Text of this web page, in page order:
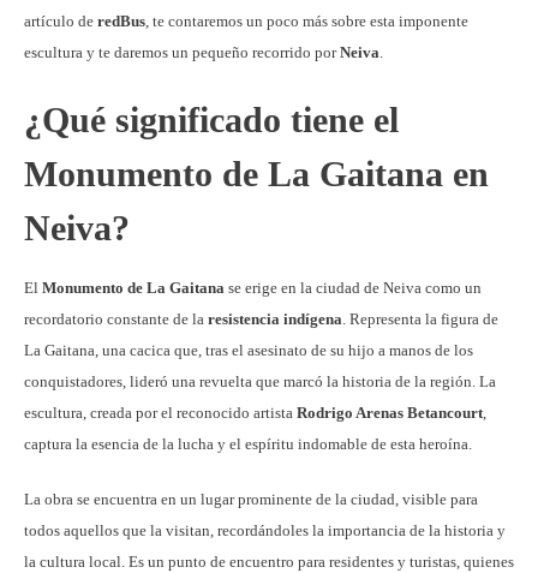
artículo de redBus , te contaremos un poco más sobre esta imponente
escultura y te daremos un pequeño recorrido porNeiva
¿Qué significado tiene el
Monumento de La Gaitana en
Neiva?
El Monumento de La Gaitana se erige en la ciudad de Neiva como un
recordatorio constante de la resistencia indígena . Representa la figura de
La Gaitana, una cacica que, tras el asesinato de su hijo a manos de los
conquistadores, lideró una revuelta que marcó la historia de la región. La
escultura, creada por el reconocido artista Rodrigo Arenas Betancourt
captura la esencia de la lucha y el espíritu indomable de esta heroína.
La obra se encuentra en un lugar prominente de la ciudad, visible para
todos aquellos que la visitan, recordándoles la importancia de la historia y
la cultura local. Es un punto de encuentro para residentes y turistas, quienes